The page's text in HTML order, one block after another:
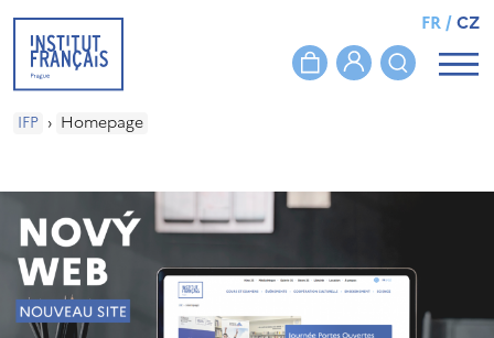
FR/CZ
IFP › Homepage